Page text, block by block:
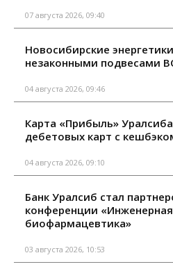
07 августа 2026, 09:40
Новосибирские
незаконными подвесами
04 августа 2026, 09:46
Карта «Прибыль»
дебетовых карт с
04 августа 2026, 09:10
Банк Уралсиб стал
конференции
биофармацевтика»
03 августа 2026, 10:53